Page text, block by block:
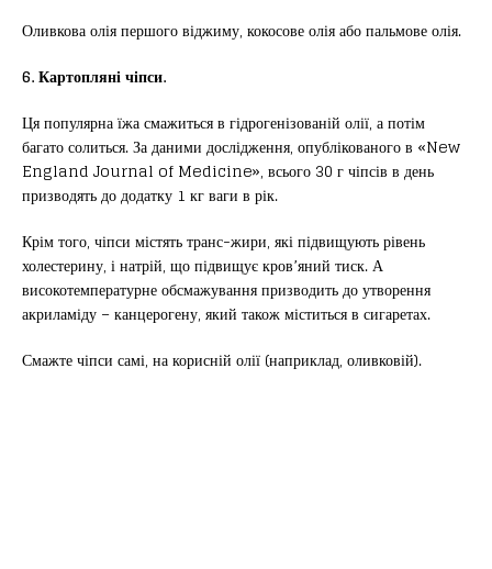
Оливкова олія першого віджиму, кокосове олія або пальмове олія.
6. Картопляні чіпси.
Ця популярна їжа смажиться в гідрогенізованій олії, а потім
багато солиться. За даними дослідження, опублікованого в «New
England Journal of Medicine», всього 30 г чіпсів в день
призводять до додатку 1 кг ваги в рік.
Крім того, чіпси містять транс-жири, які підвищують рівень
холестерину, і натрій, що підвищує кров’яний тиск. А
високотемпературне обсмажування призводить до утворення
акриламіду – канцерогену, який також міститься в сигаретах.
Смажте чіпси самі, на корисній олії (наприклад, оливковій).